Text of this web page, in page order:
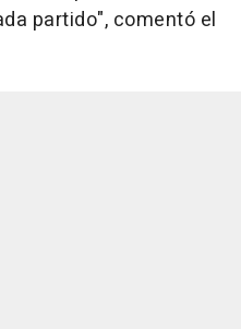
partido", comentó el